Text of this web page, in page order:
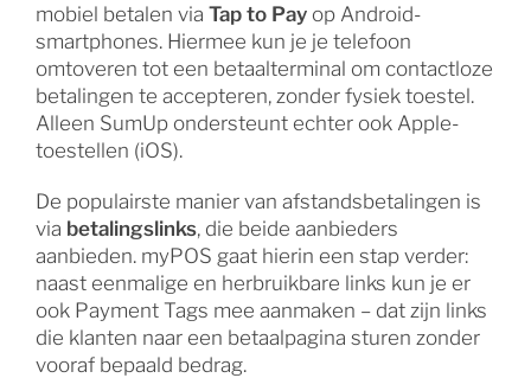
mobiel betalen via Tap to Payop Android-
smartphones. Hiermee kun je je telefoon
omtoveren tot een betaalterminal om contactloze
betalingen te accepteren, zonder fysiek toestel.
Alleen SumUp ondersteunt echter ook Apple-
toestellen (iOS).
De populairste manier van afstandsbetalingen is
via betalingslinks, die beide aanbieders
aanbieden. myPOS gaat hierin een stap verder:
naast eenmalige en herbruikbare links kun je er
ook Payment Tags mee aanmaken – dat zijn links
die klanten naar een betaalpagina sturen zonder
vooraf bepaald bedrag.